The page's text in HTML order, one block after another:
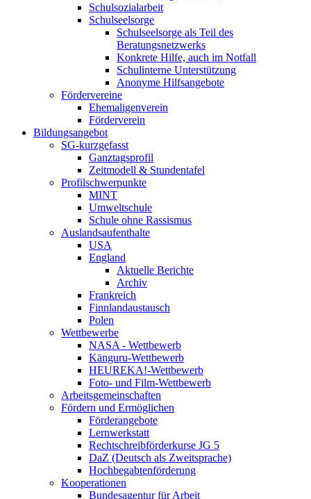
Schulsozialarbeit
Schulseelsorge
Schulseelsorge als Teil des
Beratungsnetzwerks
Konkrete Hilfe, auch im Notfall
Schulinterne Unterstützung
Anonyme Hilfsangebote
Fördervereine
Ehemaligenverein
Förderverein
Bildungsangebot
SG-kurzgefasst
Ganztagsprofil
Zeitmodell & Stundentafel
Profilschwerpunkte
MINT
Umweltschule
Schule ohne Rassismus
Auslandsaufenthalte
USA
England
Aktuelle Berichte
Archiv
Frankreich
Finnlandaustausch
Polen
Wettbewerbe
NASA - Wettbewerb
Känguru-Wettbewerb
HEUREKA!-Wettbewerb
Foto- und Film-Wettbewerb
Arbeitsgemeinschaften
Fördern und Ermöglichen
Förderangebote
Lernwerkstatt
Rechtschreibförderkurse JG 5
DaZ (Deutsch als Zweitsprache)
Hochbegabtenförderung
Kooperationen
Bundesagentur für Arbeit